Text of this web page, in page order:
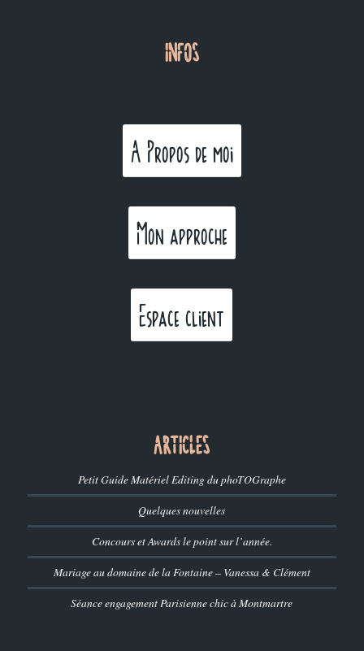
INFOS
A Propos de moi
Mon approche
Espace client
ARTICLES
Petit Guide Matériel Editing du phoTOGraphe
Quelques nouvelles
Concours et Awards le point sur l’année.
Mariage au domaine de la Fontaine – Vanessa & Clément
Séance engagement Parisienne chic à Montmartre